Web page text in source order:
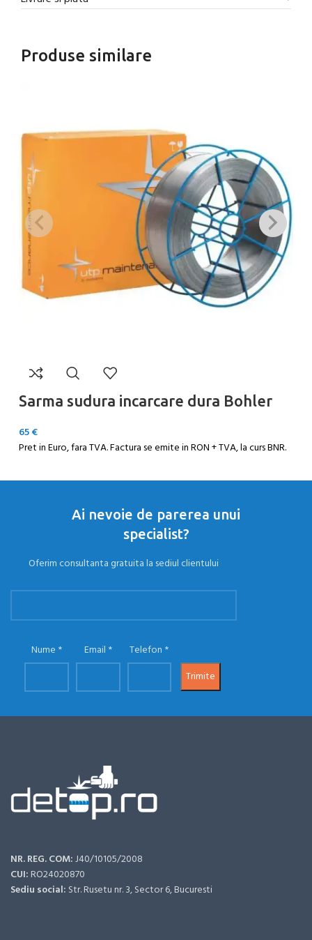
Produse similare
Sarma sudura incarcare dura Bohler
65€
Pret in Euro, fara TVA. Factura se emite in RON + TVA, la curs BNR.
Ai nevoie de parerea unui
specialist?
Oferim consultanta gratuita la sediul clientului
Nume Email Telefon
NR. REG. COM:J40/10105/2008
CUI:RO24020870
Sediu social: Str. Rusetu nr. 3, Sector 6, Bucuresti